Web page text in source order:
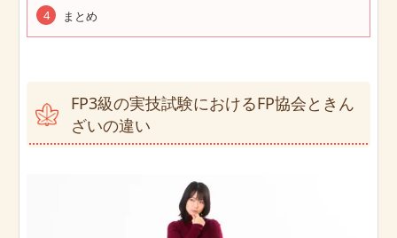
まとめ
FP3級の実技試験におけるFP協会ときん
ざいの違い